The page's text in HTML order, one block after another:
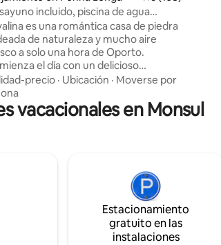
incluido, piscina de agua
bañera al aire libre
es una romántica casa de piedra
de naturaleza y mucho aire
a solo una hora de Oporto.
el día con un delicioso
mientras los pájaros cantan,
por la tarde con un libro a la
de un gran árbol y termina la
con una copa de vino y
del valle del Duero, y la
al aire libre te invita a disfrutar de
acogedores durante todo el
precio · Ubicación · Moverse por
vacacionales en Monsul
Estacionamiento
gratuito en las
instalaciones